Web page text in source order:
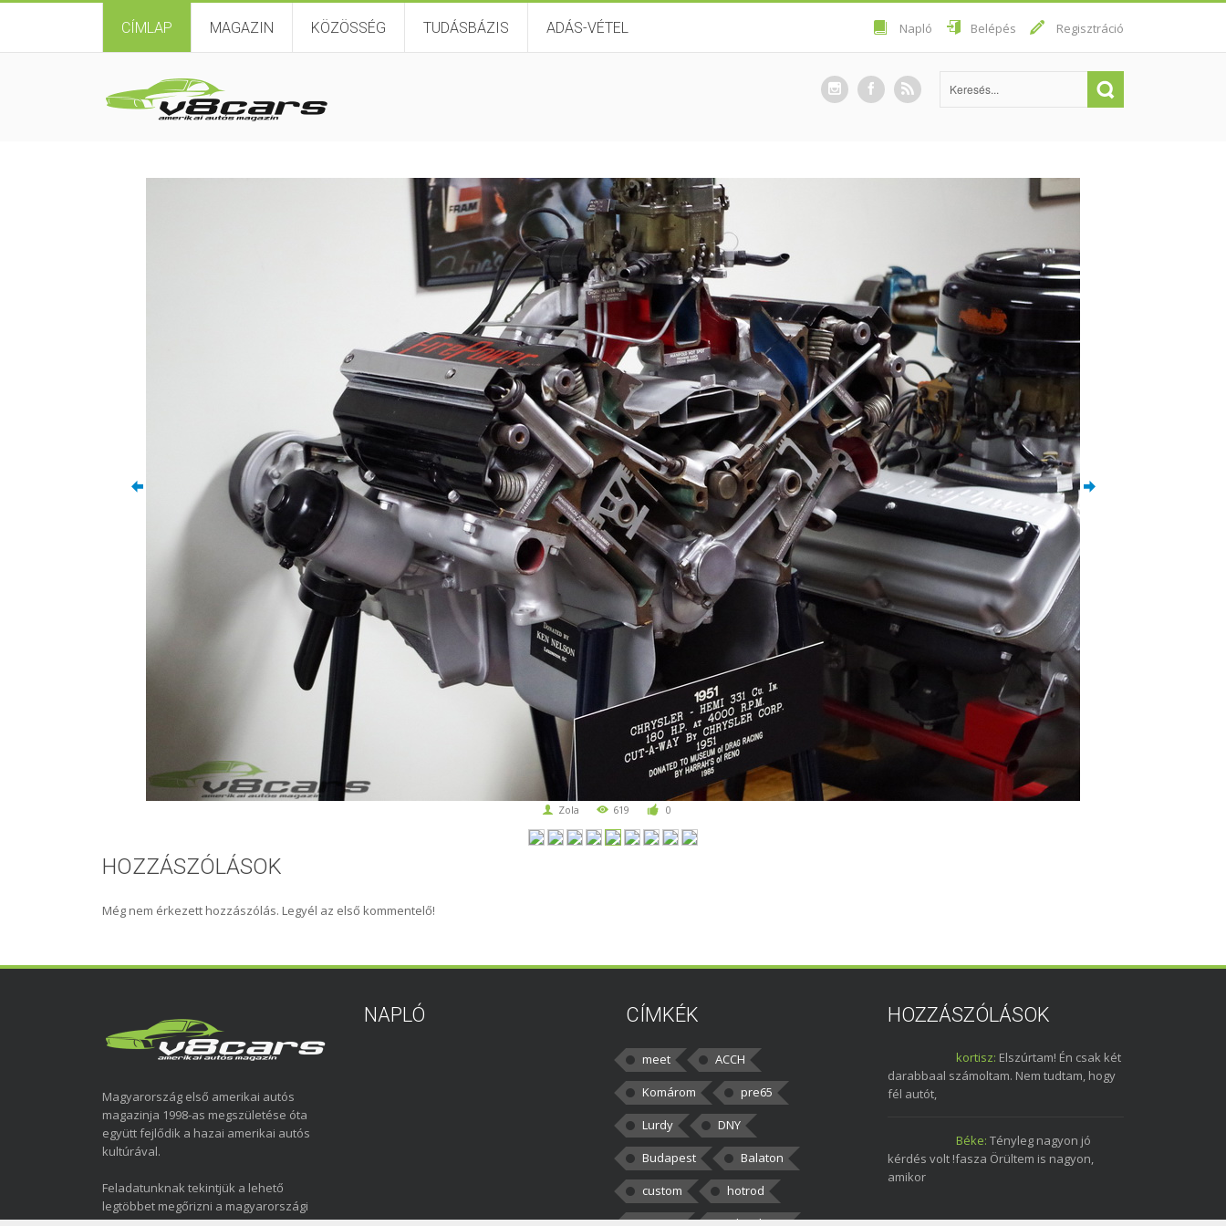
CÍMLAP MAGAZIN KÖZÖSSÉG TUDÁSBÁZIS ADÁS-VÉTEL Napló Belépés Regisztráció
Zola 619 0
HOZZÁSZÓLÁSOK
Még nem érkezett hozzászólás. Legyél az első kommentelő!
Magyarország első amerikai autós
magazinja 1998-as megszületése óta
együtt fejlődik a hazai amerikai autós
kultúrával.
Feladatunknak tekintjük a lehető
legtöbbet megőrizni a magyarországi
NAPLÓ CÍMKÉK
meet
ACCH
Komárom
pre65
Lurdy
DNY
Budapest
Balaton
custom
hotrod
HOZZÁSZÓLÁSOK
kortisz: Elszúrtam! Én csak két
darabbaal számoltam. Nem tudtam, hogy
fél autót,
Béke: Tényleg nagyon jó
kérdés volt !fasza Örültem is nagyon,
amikor